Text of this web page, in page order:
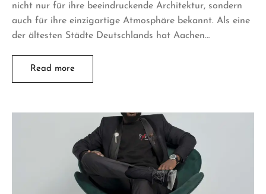
nicht nur für ihre beeindruckende Architektur, sondern
auch für ihre einzigartige Atmosphäre bekannt. Als eine
der ältesten Städte Deutschlands hat Aachen…
Read more